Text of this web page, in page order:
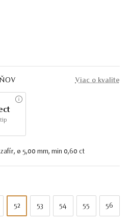
Viac o kvalite
ø 5,00 mm, min 0,60 ct
52 53 54 55 56